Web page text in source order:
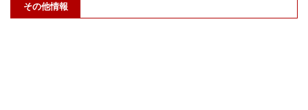
その他情報